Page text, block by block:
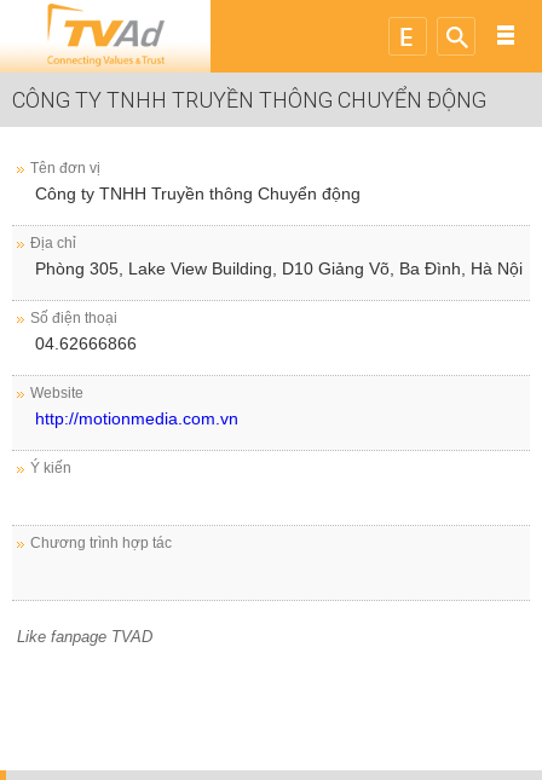
CÔNG TY TNHH TRUYỀN THÔNG CHUYỂN ĐỘNG
Tên đơn vị
Công ty TNHH Truyền thông Chuyển động
Địa chỉ
Phòng 305, Lake View Building, D10 Giảng Võ, Ba Đình, Hà Nội
Số điện thoại
04.62666866
Website
http://motionmedia.com.vn
Ý kiến
Chương trình hợp tác
Like fanpage TVAD